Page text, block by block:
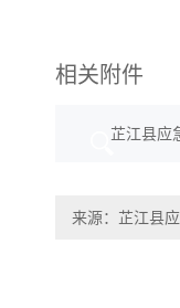
相关附件
芷江县应
来源：芷江县